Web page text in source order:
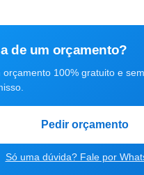
de um orçamento?
orçamento 100% gratuito e sem
Pedir orçamento
Só uma dúvida? Fale por